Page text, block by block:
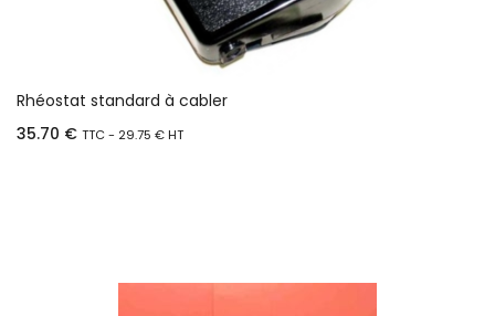
Rhéostat standard à cabler
35.70 € TTC - 29.75 €HT